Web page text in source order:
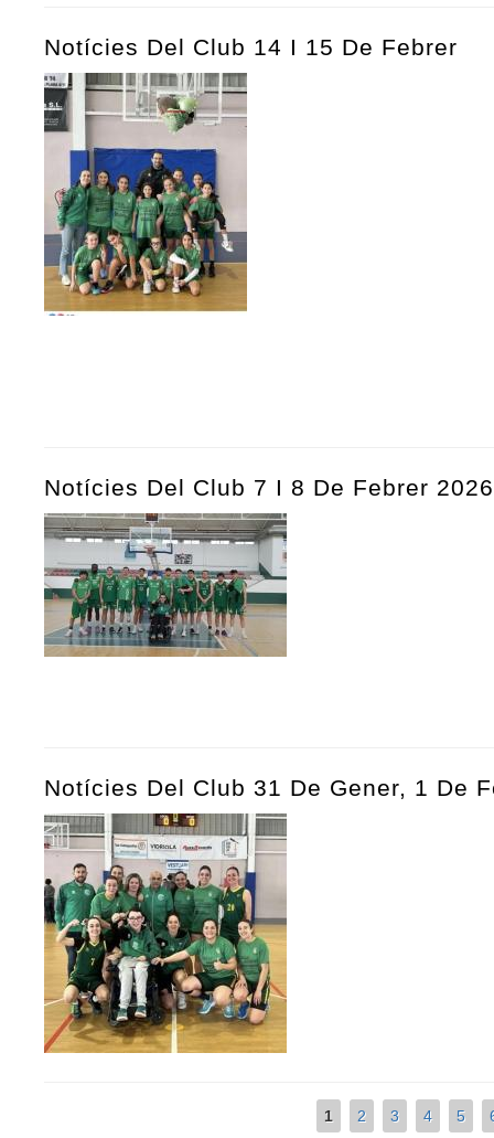
Notícies Del Club 14 I 15 De Febrer
Notícies Del Club 7 I 8 De Febrer 2026
Notícies Del Club 31 De Gener, 1 De
1 2 3 4 5